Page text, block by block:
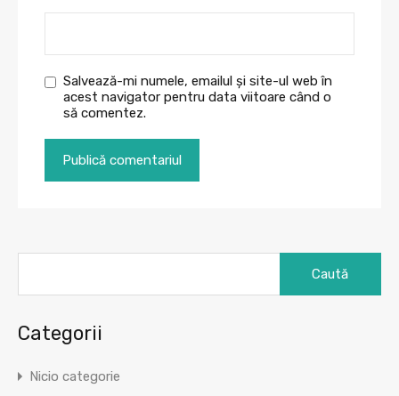
Salvează-mi numele, emailul și site-ul web în
acest navigator pentru data viitoare când o
să comentez.
Categorii
Nicio categorie